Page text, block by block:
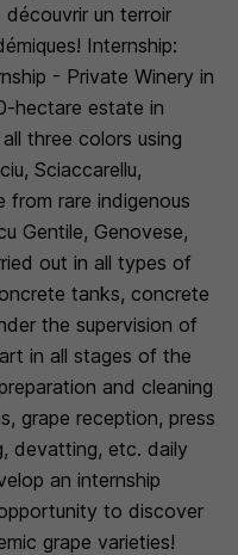
un terroir
Internship:
- Private Winery in
hectare estate in
three colors using
Sciaccarellu,
from rare indigenous
Gentile, Genovese,
out in all types of
tanks, concrete
the supervision of
in all stages of the
and cleaning
grape reception, press
devatting, etc. daily
an internship
to discover
grape varieties!